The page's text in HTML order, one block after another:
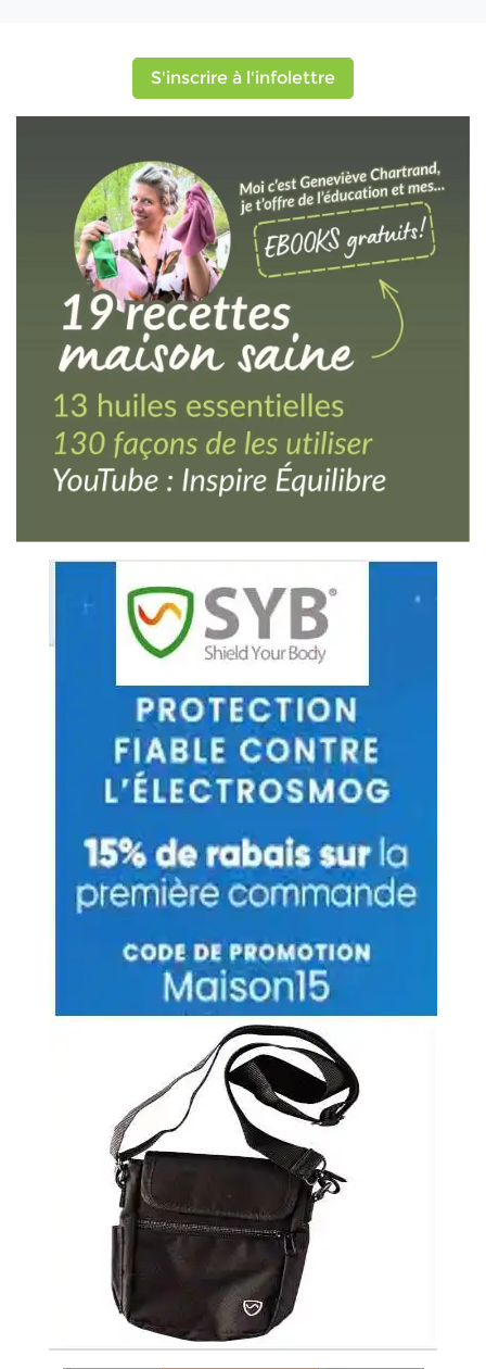
S'inscrire à l'infolettre